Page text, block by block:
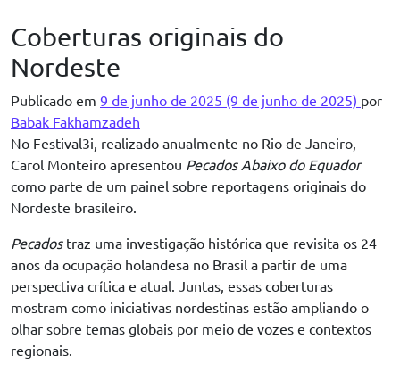
Coberturas originais do
Nordeste
Publicado em 9 de junho de 2025 (9 de junho de 2025) por
Babak Fakhamzadeh
No Festival3i, realizado anualmente no Rio de Janeiro,
Carol Monteiro apresentou Pecados Abaixo do Equador
como parte de um painel sobre reportagens originais do
Nordeste brasileiro.
Pecadostraz uma investigação histórica que revisita os 24
anos da ocupação holandesa no Brasil a partir de uma
perspectiva crítica e atual. Juntas, essas coberturas
mostram como iniciativas nordestinas estão ampliando o
olhar sobre temas globais por meio de vozes e contextos
regionais.